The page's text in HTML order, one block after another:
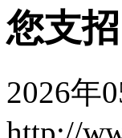
您支招
2026年